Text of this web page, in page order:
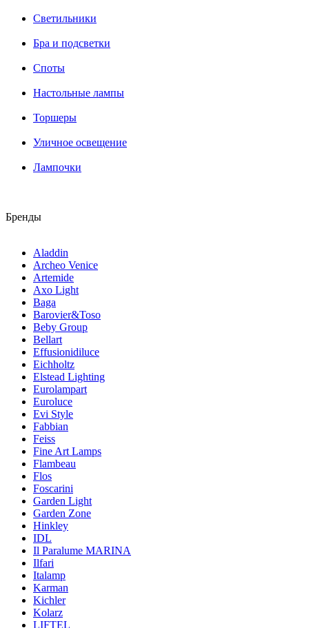
Светильники
Бра и подсветки
Споты
Настольные лампы
Торшеры
Уличное освещение
Лампочки
Бренды
Aladdin
Archeo Venice
Artemide
Axo Light
Baga
Barovier&Toso
Beby Group
Bellart
Effusionidiluce
Eichholtz
Elstead Lighting
Eurolampart
Euroluce
Evi Style
Fabbian
Feiss
Fine Art Lamps
Flambeau
Flos
Foscarini
Garden Light
Garden Zone
Hinkley
IDL
Il Paralume MARINA
Ilfari
Italamp
Karman
Kichler
Kolarz
LIFTEL